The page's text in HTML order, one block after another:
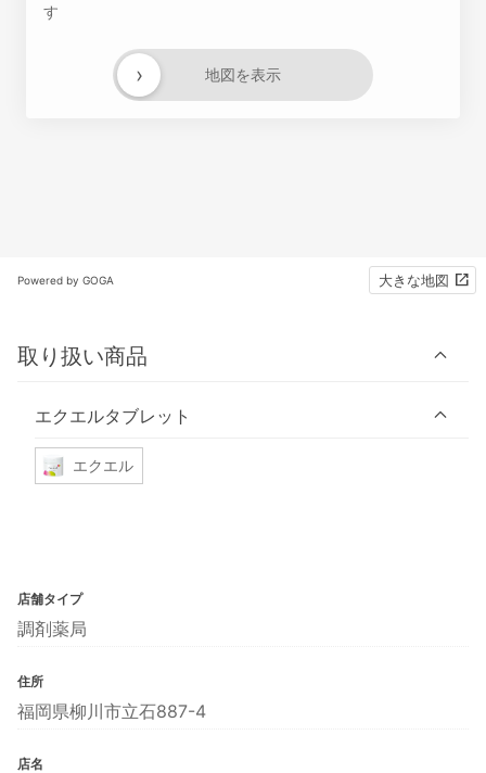
す
地図を表示
›
Powered by GOGA 大きな地図
取り扱い商品
エクエルタブレット
エクエル
店舗タイプ
調剤薬局
住所
福岡県柳川市立石887-4
店名